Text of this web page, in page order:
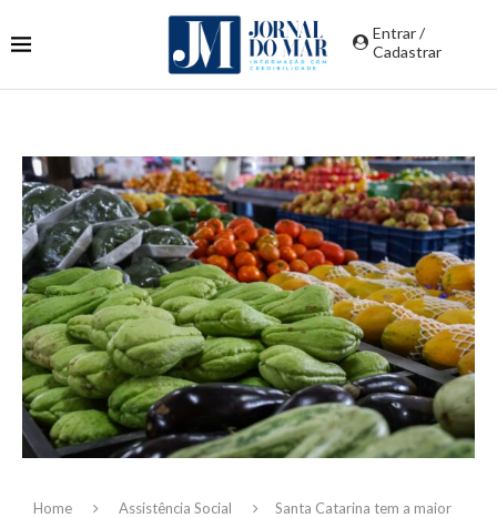
Entrar /
Cadastrar
Home Assistência Social
Santa Catarina tem a maior